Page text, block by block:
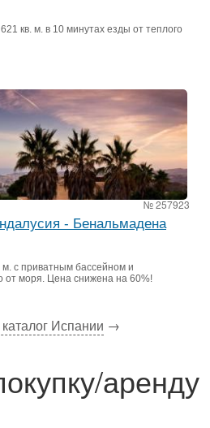
кв. м. в 10 минутах езды от теплого
№ 257923
- Бенальмадена
м. с приватным бассейном и
от моря. Цена снижена на 60%!
Испании →
аренду